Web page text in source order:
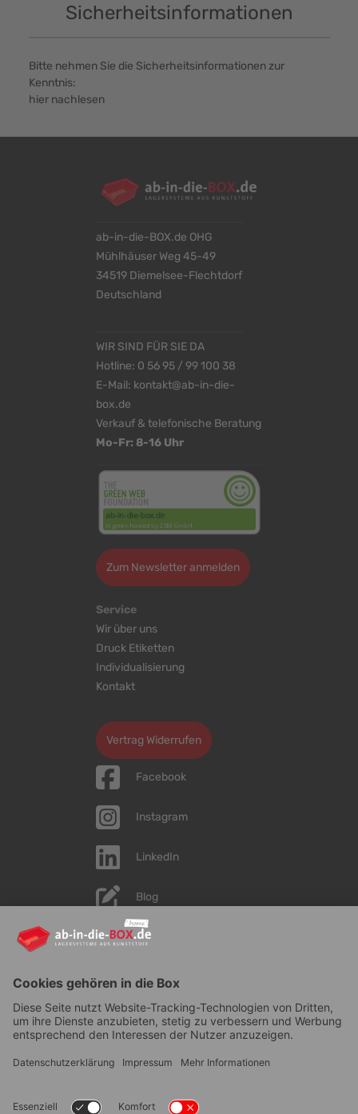
Sicherheitsinformationen
Bitte nehmen Sie die Sicherheitsinformationen zur
Kenntnis:
hier nachlesen
ab-in-die-BOX.de OHG
Mühlhäuser Weg 45-49
34519 Diemelsee-Flechtdorf
Deutschland
WIR SIND FÜR SIE DA
Hotline: 0 56 95 / 99 100 38
E-Mail: kontakt@ab-in-die-
box.de
Verkauf & telefonische Beratung
Mo-Fr: 8-16 Uhr
Zum Newsletter anmelden
Service
Wir über uns
Druck Etiketten
Individualisierung
Kontakt
Vertrag Widerrufen
Facebook
Instagram
LinkedIn
Blog
YouTube